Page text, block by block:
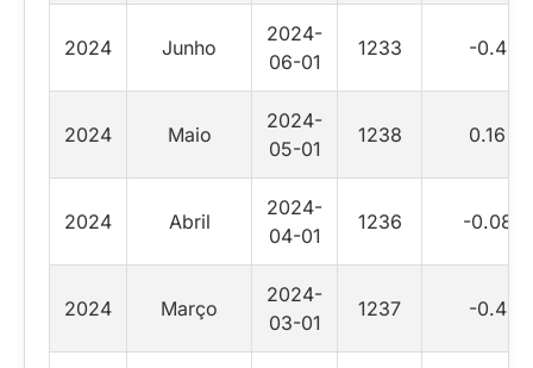
2024 Junho
2024-
06-01
1233 -0.4
2024 Maio
2024-
05-01
1238 0.16
2024 Abril
2024-
04-01
1236 -0.08
2024 Março
2024-
03-01
1237 -0.4